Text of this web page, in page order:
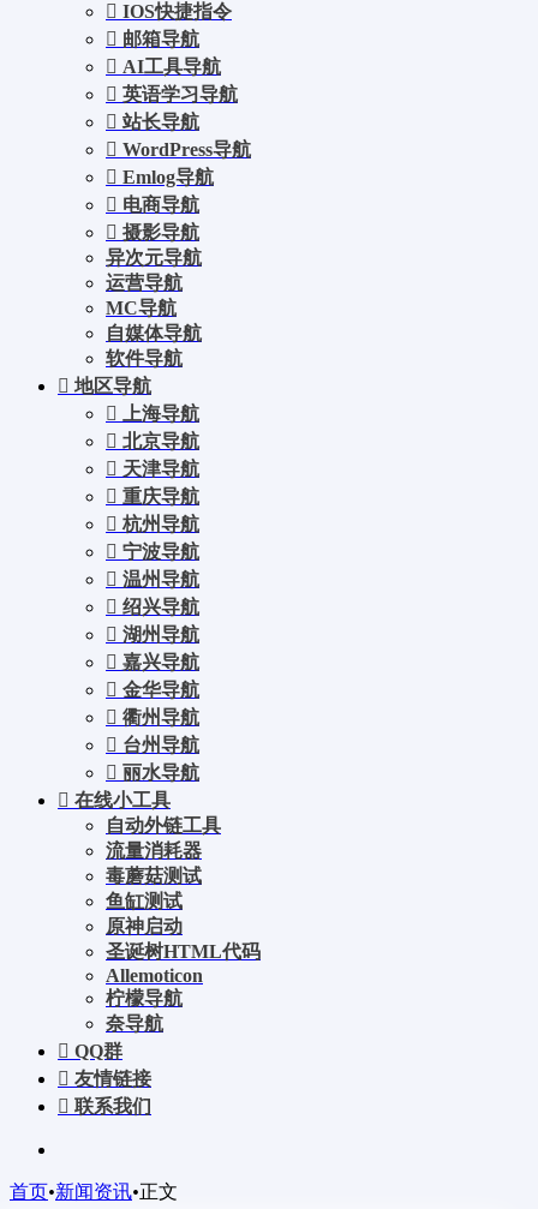
IOS快捷指令
邮箱导航
AI工具导航
英语学习导航
站长导航
WordPress导航
Emlog导航
电商导航
摄影导航
异次元导航
运营导航
MC导航
自媒体导航
软件导航
地区导航
上海导航
北京导航
天津导航
重庆导航
杭州导航
宁波导航
温州导航
绍兴导航
湖州导航
嘉兴导航
金华导航
衢州导航
台州导航
丽水导航
在线小工具
自动外链工具
流量消耗器
毒蘑菇测试
鱼缸测试
原神启动
圣诞树HTML代码
Allemoticon
柠檬导航
奈导航
QQ群
友情链接
联系我们
首页•新闻资讯•正文